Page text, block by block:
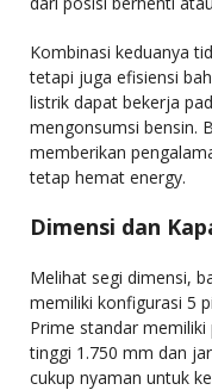
Kombinasi keduanya
tetapi juga efisiensi
listrik dapat bekerja
mengonsumsi bensin.
memberikan
tetap hemat energy.
Dimensi dan
Melihat segi dimensi,
memiliki konfigurasi 5
Prime standar
tinggi 1.750 mm dan
cukup nyaman untuk